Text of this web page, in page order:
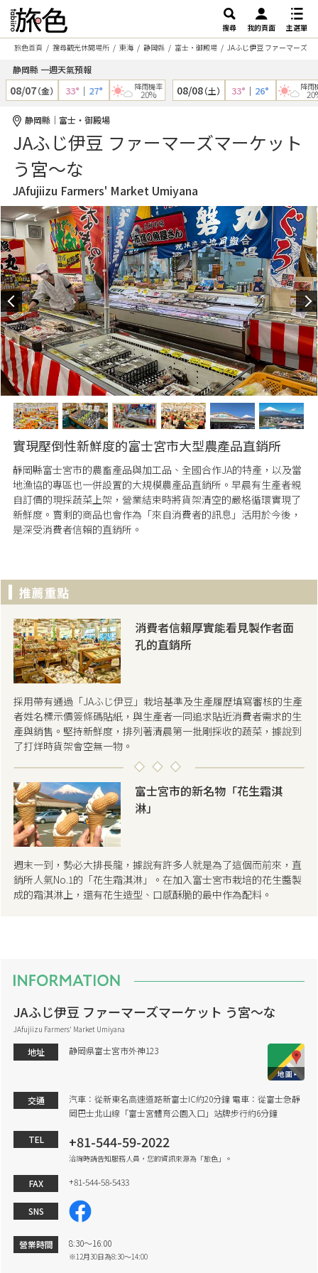
搜尋 我的頁面
主選單
旅色首頁
搜尋觀光休閒場所 東海 静岡縣 富士・御殿場 JAふじ伊豆 ファーマーズマ
静岡縣 一週天氣預報
08/07（金） 33°｜ 27° 降雨機率
20% 08/08（土） 33°｜ 26° 降雨
20%
静岡縣｜富士・御殿場
JAふじ伊豆 ファーマーズマーケット
う宮～な
JAfujiizu Farmers' Market Umiyana
實現壓倒性新鮮度的富士宮市大型農產品直銷所
靜岡縣富士宮市的農畜產品與加工品、全國合作JA的特產，以及當
地漁協的專區也一併設置的大規模農產品直銷所。早晨有生產者親
自訂價的現採蔬菜上架，營業結束時將貨架清空的嚴格循環實現了
新鮮度。賣剩的商品也會作為「來自消費者的訊息」活用於今後，
是深受消費者信賴的直銷所。
消費者信賴厚實能看見製作者面
孔的直銷所
採用帶有通過「JAふじ伊豆」栽培基準及生產履歷填寫審核的生產
者姓名標示價簽條碼貼紙，與生產者一同追求貼近消費者需求的生
產與銷售。堅持新鮮度，排列著清晨第一批剛採收的蔬菜，據說到
了打烊時貨架會空無一物。
富士宮市的新名物「花生霜淇
淋」
週末一到，勢必大排長龍，據說有許多人就是為了這個而前來，直
銷所人氣No.1的「花生霜淇淋」。在加入富士宮市栽培的花生醬製
成的霜淇淋上，還有花生造型、口感酥脆的最中作為配料。
JAふじ伊豆 ファーマーズマーケット う宮～な
JAfujiizu Farmers' Market Umiyana
地址 静岡県富士宮市外神123
交通
汽車：從新東名高速道路新富士IC約20分鐘 電車：從富士急靜
岡巴士北山線「富士宮體育公園入口」站牌步行約6分鐘
TEL +81-544-59-2022
洽詢時請告知服務人員，您的資訊來源為「旅色」。
FAX +81-544-58-5433
SNS
營業時間 8:30～16:00
※12月30日為8:30～14:00